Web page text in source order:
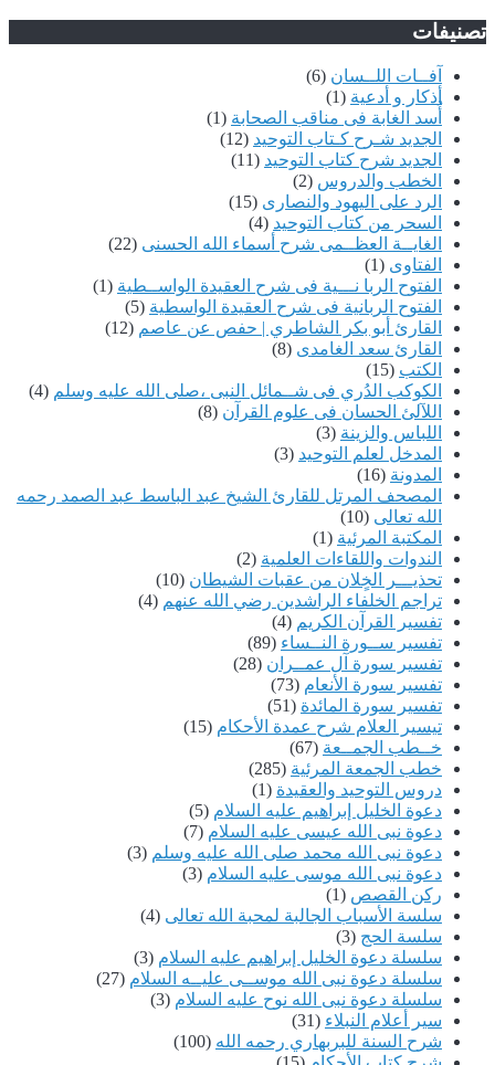
تصنيفات
آفــات اللــسان (6)
أذكار و أدعية (1)
أُسد الغابة فى مناقب الصحابة (1)
الجديد شـرح كـتاب التوحيد (12)
الجديد شرح كتاب التوحيد (11)
الخطب والدروس (2)
الرد على اليهود والنصارى (15)
السحر من كتاب التوحيد (4)
الغايــة العظــمى شرح أسماء الله الحسنى (22)
الفتاوى (1)
الفتوح الربا نـــية فى شرح العقيدة الواســطية (1)
الفتوح الربانية فى شرح العقيدة الواسطية (5)
القارئ أبو بكر الشاطري | حفص عن عاصم (12)
القارئ سعد الغامدى (8)
الكتب (15)
الكوكب الدُري فى شــمائل النبى ،صلى الله عليه وسلم (4)
اللآلئ الحسان فى علوم القرآن (8)
اللباس والزينة (3)
المدخل لعلم التوحيد (3)
المدونة (16)
المصحف المرتل للقارئ الشيخ عبد الباسط عبد الصمد رحمه
الله تعالى (10)
المكتبة المرئية (1)
الندوات واللقاءات العلمية (2)
تحذيـــر الخٍلان من عقبات الشيطان (10)
تراجم الخلفاء الراشدين رضي الله عنهم (4)
تفسير القرآن الكريم (4)
تفسير ســورة النــساء (89)
تفسير سورة آل عمــران (28)
تفسير سورة الأنعام (73)
تفسير سورة المائدة (51)
تيسير العلام شرح عمدة الأحكام (15)
خــطب الجمــعة (67)
خطب الجمعة المرئية (285)
دروس التوحيد والعقيدة (1)
دعوة الخليل إبراهيم عليه السلام (5)
دعوة نبى الله عيسى عليه السلام (7)
دعوة نبى الله محمد صلى الله عليه وسلم (3)
دعوة نبى الله موسى عليه السلام (3)
ركن القصص (1)
سلسة الأسباب الجالبة لمحبة الله تعالى (4)
سلسة الحج (3)
سلسلة دعوة الخليل إبراهيم عليه السلام (3)
سلسلة دعوة نبى الله موســى عليــه السلام (27)
سلسلة دعوة نبى الله نوح عليه السلام (3)
سير أعلام النبلاء (31)
شرح السنة للبربهاري رحمه الله (100)